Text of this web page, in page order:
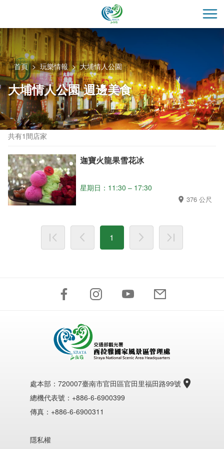
主
要
內
容
區
塊
開
首頁 玩樂情報 大埔情人公園
大埔情人公園 週邊美食
共有1間店家
迦寶火龍果雪花冰
星期日：11:30 – 17:30
376 公尺
1
處本部： 720007臺南市官田區官田里福田路99號
總機代表號：+886-6-6900399
傳真：+886-6-6900311
隱私權